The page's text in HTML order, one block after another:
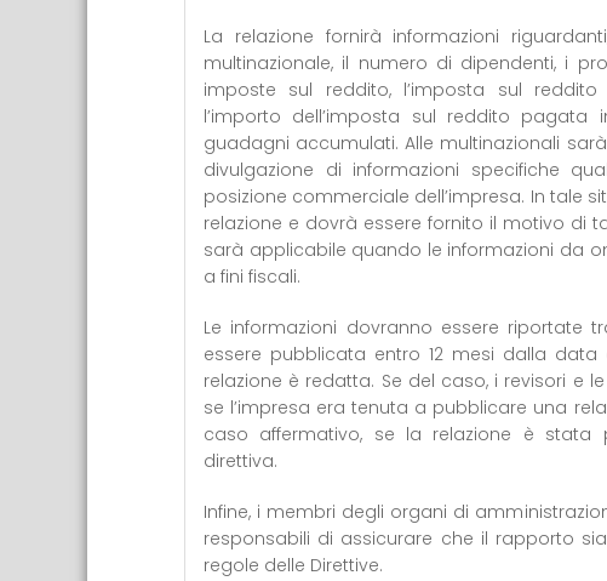
La relazione fornirà informazioni
multinazionale, il numero di dipendenti, i
imposte sul reddito, l’imposta sul reddito
l’importo dell’imposta sul reddito
guadagni accumulati. Alle multinazionali
divulgazione di informazioni specifiche
posizione commerciale dell’impresa. In tale
relazione e dovrà essere fornito il motivo di
sarà applicabile quando le informazioni da
a fini fiscali.
Le informazioni dovranno essere riportate
essere pubblicata entro 12 mesi dalla data
relazione è redatta. Se del caso, i revisori e
se l’impresa era tenuta a pubblicare una
caso affermativo, se la relazione è stata
direttiva.
Infine, i membri degli organi di
responsabili di assicurare che il rapporto
regole delle Direttive.